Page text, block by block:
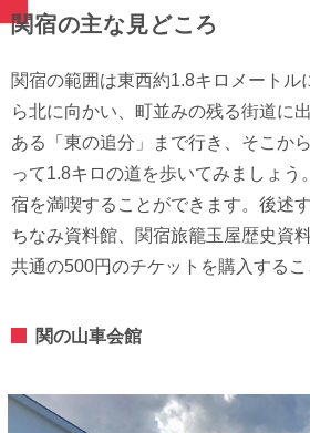
関宿の主な⾒どころ
関宿の範囲は東西約1.8キロメートル
ら北に向かい、町並みの残る街道に
ある「東の追分」まで行き、そこか
って1.8キロの道を歩いてみましょう
宿を満喫することができます。後述
ちなみ資料館、関宿旅籠玉屋歴史資
共通の500円のチケットを購入するこ
関の⼭⾞会館